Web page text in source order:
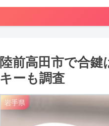
陸前高田市で合
キーも調査
岩手県